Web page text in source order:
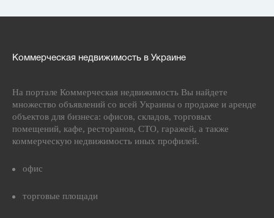
Коммерческая недвижимость в Украине
На портале Коммерческая недвижимость Вы найдете
множество объявлений со всей Украины о продаже и аренде
объектов для бизнеса: офисов, складов, торговых
помещений, кафе, ресторанов, СТО, гаражей, а также
коммерческую недвижимость иных профилей.
офис
торговые площади